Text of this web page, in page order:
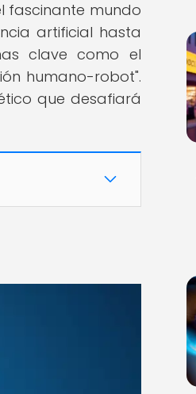
fascinante mundo
artificial hasta
clave como el
humano-robot".
que desafiará